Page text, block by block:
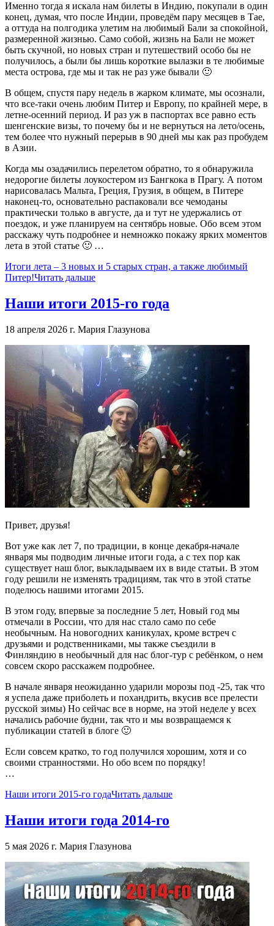
Именно тогда я искала нам билеты в Индию, покупали в один
конец, думая, что после Индии, проведём пару месяцев в Тае,
а оттуда на полгодика улетим на любимый Бали за спокойной,
размеренной жизнью. Само собой, жизнь на Бали не может
быть скучной, но новых стран и путешествий особо бы не
получилось, а были бы лишь короткие вылазки в те любимые
места острова, где мы и так не раз уже бывали 🙂
В общем, спустя пару недель в жарком климате, мы осознали,
что все-таки очень любим Питер и Европу, по крайней мере, в
летне-осенний период. И раз уж в паспортах все равно есть
шенгенские визы, то почему бы и не вернуться на лето/осень,
тем более что нужный перерыв в 90 дней мы как раз пробудем
в Азии.
Когда мы озадачились перелетом обратно, то я обнаружила
недорогие билеты лоукостером из Бангкока в Прагу. А потом
нарисовалась Мальта, Греция, Грузия, в общем, в Питере
наконец-то, основательно распаковали все чемоданы
практически только в августе, да и тут не удержались от
поездок, и уже планируем на сентябрь новые. Обо всем этом
расскажу чуть подробнее и немножко покажу ярких моментов
лета в этой статье 🙂 …
Итоги лета – 3 новых и 5 старых стран, а также любимый
Питер!Читать дальше
Наши итоги 2015-го года
18 апреля 2026 г. Мария Глазунова
Привет, друзья!
Вот уже как лет 7, по традиции, в конце декабря-начале
января мы подводим личные итоги года, а с тех пор как
существует наш блог, выкладываем их в виде статьи. В этом
году решили не изменять традициям, так что в этой статье
поделюсь нашими итогами 2015.
В этом году, впервые за последние 5 лет, Новый год мы
отмечали в России, что для нас стало само по себе
необычным. На новогодних каникулах, кроме встреч с
друзьями и родственниками, мы также съездили в
Финляндию в необычный для нас блог-тур с ребёнком, о нем
совсем скоро расскажем подробнее.
В начале января неожиданно ударили морозы под -25, так что
я успела даже приболеть и похандрить, вкусив все прелести
русской зимы) Но сейчас все в норме, на этой неделе у всех
начались рабочие будни, так что и мы возвращаемся к
публикации статей в блоге 🙂
Если совсем кратко, то год получился хорошим, хотя и со
своими странностями. Но обо всем по порядку!
…
Наши итоги 2015-го годаЧитать дальше
Наши итоги года 2014-го
5 мая 2026 г. Мария Глазунова